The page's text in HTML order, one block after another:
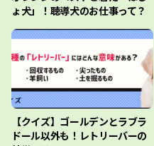
ょ犬」！聴導犬のお仕事って？
【クイズ】ゴールデンとラブラ
ドール以外も！レトリーバーの